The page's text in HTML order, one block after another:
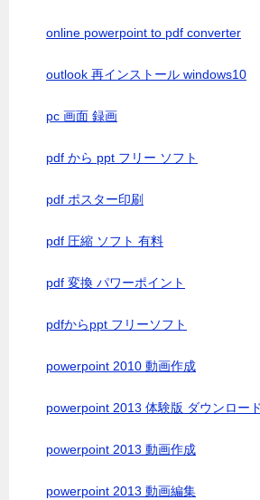
online powerpoint to pdf converter
outlook 再インストール windows10
pc 画面 録画
pdf から ppt フリー ソフト
pdf ポスター印刷
pdf 圧縮 ソフト 有料
pdf 変換 パワーポイント
pdfからppt フリーソフト
powerpoint 2010 動画作成
powerpoint 2013 体験版 ダウンロード
powerpoint 2013 動画作成
powerpoint 2013 動画編集